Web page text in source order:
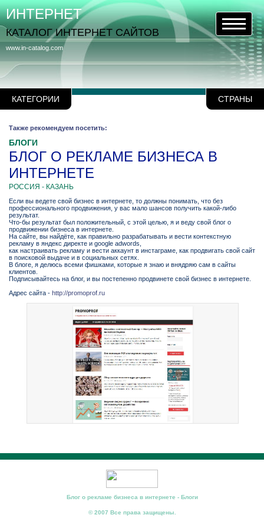
КАТЕГОРИИ СТРАНЫ
www.in-catalog.com
ИНТЕРНЕТ
КАТАЛОГ ИНТЕРНЕТ САЙТОВ
Также рекомендуем посетить:
БЛОГИ
БЛОГ О РЕКЛАМЕ БИЗНЕСА В
ИНТЕРНЕТЕ
РОССИЯ - КАЗАНЬ
Если вы ведете свой бизнес в интернете, то должны понимать, что без
профессионального продвижения, у вас мало шансов получить какой-либо
результат.
Что-бы результат был положительный, с этой целью, я и веду свой блог о
продвижении бизнеса в интернете.
На сайте, вы найдёте, как правильно разрабатывать и вести контекстную
рекламу в яндекс директе и google adwords,
как настраивать рекламу и вести аккаунт в инстаграме, как продвигать свой сайт
в поисковой выдаче и в социальных сетях.
В блоге, я делюсь всеми фишками, которые я знаю и внядряю сам в сайты
клиентов.
Подписывайтесь на блог, и вы постепенно продвинете свой бизнес в интернете.
Адрес сайта - http://promoprof.ru
Блог о рекламе бизнеса в интернете - Блоги
© 2007 Все права защищены.